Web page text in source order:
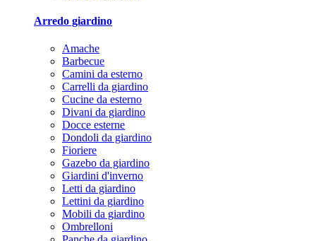
Arredo giardino
Amache
Barbecue
Camini da esterno
Carrelli da giardino
Cucine da esterno
Divani da giardino
Docce esterne
Dondoli da giardino
Fioriere
Gazebo da giardino
Giardini d'inverno
Letti da giardino
Lettini da giardino
Mobili da giardino
Ombrelloni